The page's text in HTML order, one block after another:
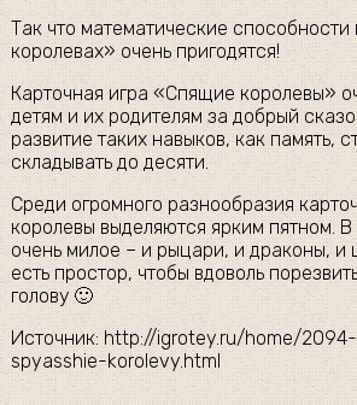
Так что математические
королевах» очень пригодятся!
Карточная игра «Спящие королевы»
детям и их родителям за добрый
развитие таких навыков, как память,
складывать до десяти.
Среди огромного разнообразия
королевы выделяются ярким пятном. В
очень милое – и рыцари, и драконы, и
есть простор, чтобы вдоволь
голову 🙂
Источник: http://igrotey.ru/home/
spyasshie-korolevy.html